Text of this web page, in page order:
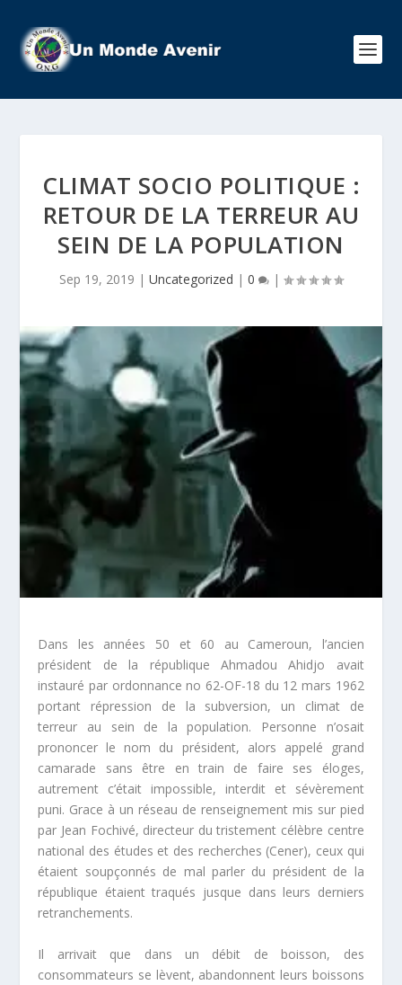
CLIMAT SOCIO POLITIQUE :
RETOUR DE LA TERREUR AU
SEIN DE LA POPULATION
Sep 19, 2019 | Uncategorized | 0 |
Dans les années 50 et 60 au Cameroun, l’ancien
président de la république Ahmadou Ahidjo avait
instauré par ordonnance no 62-OF-18 du 12 mars 1962
portant répression de la subversion, un climat de
terreur au sein de la population. Personne n’osait
prononcer le nom du président, alors appelé grand
camarade sans être en train de faire ses éloges,
autrement c’était impossible, interdit et sévèrement
puni. Grace à un réseau de renseignement mis sur pied
par Jean Fochivé, directeur du tristement célèbre centre
national des études et des recherches (Cener), ceux qui
étaient soupçonnés de mal parler du président de la
république étaient traqués jusque dans leurs derniers
retranchements.
Il arrivait que dans un débit de boisson, des
consommateurs se lèvent, abandonnent leurs boissons